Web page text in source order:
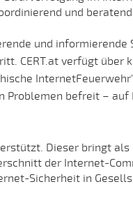
und
und
CERT.at verfügt über
Problemen befreit –
Dieser bringt
der Internet-
Sicherheit in